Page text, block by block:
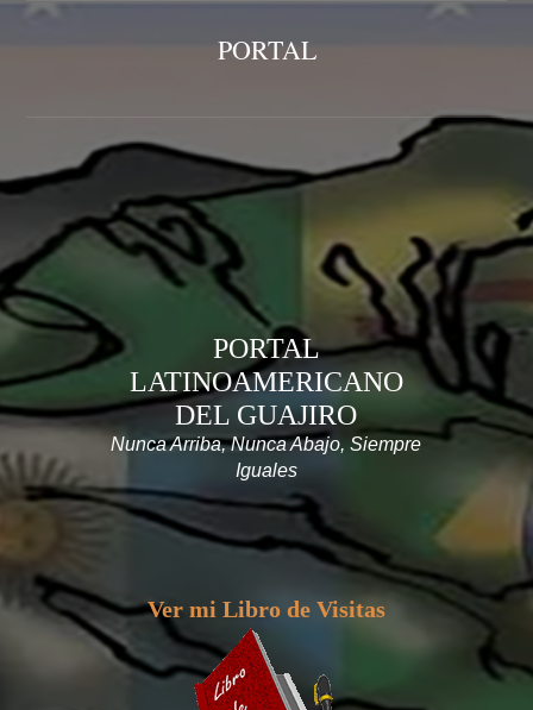
PORTAL
PORTAL
LATINOAMERICANO
DEL GUAJIRO
Nunca Arriba, Nunca Abajo, Siempre
Iguales
Ver mi Libro de Visitas